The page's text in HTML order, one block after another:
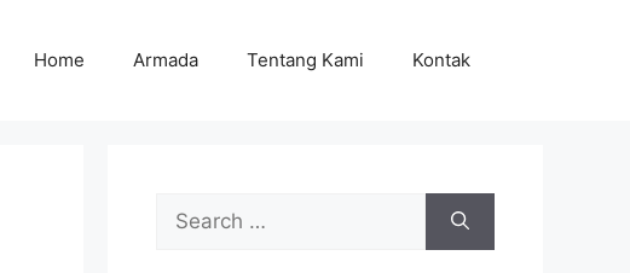
Home Armada Tentang Kami Kontak
Search
for: